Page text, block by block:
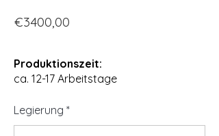
€3400,00
Produktionszeit:
ca. 12-17 Arbeitstage
Legierung